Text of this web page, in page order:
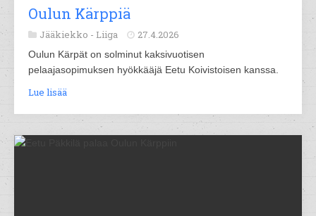
Oulun Kärppiä
Jääkiekko - Liiga 27.4.2026
Oulun Kärpät on solminut kaksivuotisen
pelaajasopimuksen hyökkääjä Eetu Koivistoisen kanssa.
Lue lisää